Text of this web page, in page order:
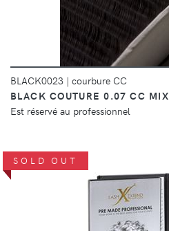
BLACK0023 | courbure CC
BLACK COUTURE 0.07 CC MIX
Est réservé au professionnel
SOLD OUT